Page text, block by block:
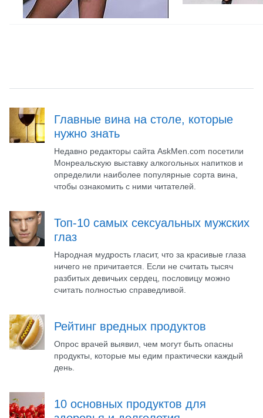
Главные вина на столе, которые
нужно знать
Недавно редакторы сайта AskMen.com посетили
Монреальскую выставку алкогольных напитков и
определили наиболее популярные сорта вина,
чтобы ознакомить с ними читателей.
Топ-10 самых сексуальных мужских
глаз
Народная мудрость гласит, что за красивые глаза
ничего не причитается. Если не считать тысяч
разбитых девичьих сердец, пословицу можно
считать полностью справедливой.
Рейтинг вредных продуктов
Опрос врачей выявил, чем могут быть опасны
продукты, которые мы едим практически каждый
день.
10 основных продуктов для